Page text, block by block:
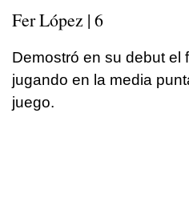
Fer López | 6
Demostró en su debut el
jugando en la media
juego.